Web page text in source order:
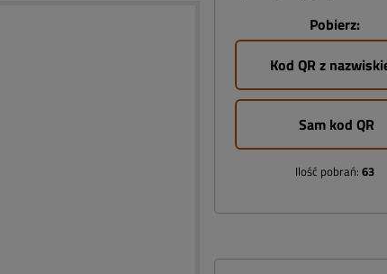
Pobierz:
Kod QR z
Sam kod QR
Ilość pobrań: 63